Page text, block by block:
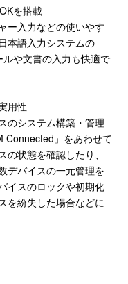
を搭載
ー入力などの使いやす
本語入力システムの
ルや文書の入力も快適で
用性
のシステム構築・管理
Connected」をあわせて
状態を確認したり、
デバイスの一元管理を
イスのロックや初期化
を紛失した場合などに